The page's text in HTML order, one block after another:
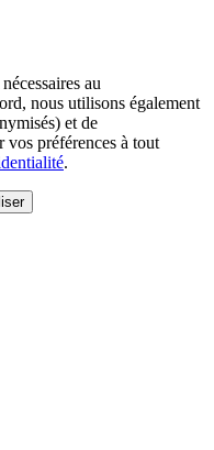
au
nous utilisons également
et de
préférences à tout
.